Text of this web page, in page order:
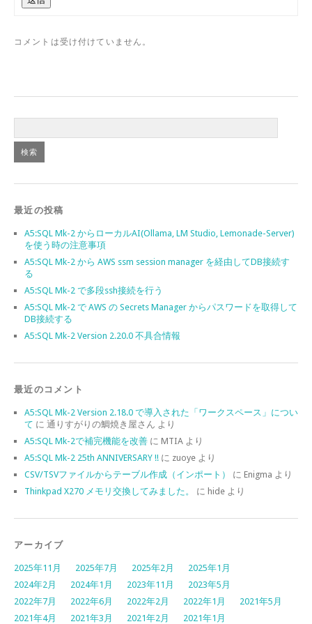
コメントは受け付けていません。
最近の投稿
A5:SQL Mk-2 からローカルAI(Ollama, LM Studio, Lemonade-Server)
を使う時の注意事項
A5:SQL Mk-2 から AWS ssm session manager を経由してDB接続す
る
A5:SQL Mk-2 で多段ssh接続を行う
A5:SQL Mk-2 で AWS の Secrets Manager からパスワードを取得して
DB接続する
A5:SQL Mk-2 Version 2.20.0 不具合情報
最近のコメント
A5:SQL Mk-2 Version 2.18.0 で導入された「ワークスペース」につい
て に 通りすがりの鯛焼き屋さん より
A5:SQL Mk-2で補完機能を改善 に MTIA より
A5:SQL Mk-2 25th ANNIVERSARY !! に zuoye より
CSV/TSVファイルからテーブル作成（インポート）
に Enigma より
Thinkpad X270 メモリ交換してみました。
に hide より
アーカイブ
2025年11月 2025年7月 2025年2月
2025年1月
2024年2月
2024年1月 2023年11月
2023年5月
2022年7月
2022年6月 2022年2月 2022年1月
2021年5月
2021年4月
2021年3月 2021年2月
2021年1月